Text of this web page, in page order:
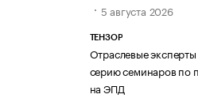
5 августа 2026
ТЕНЗОР
Отраслевые
серию семинаров по
на ЭПД